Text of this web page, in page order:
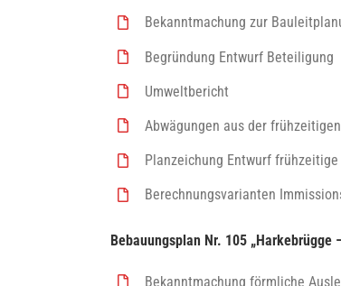
Bekanntmachung zur
Begründung Entwurf Beteiligung
Umweltbericht
Abwägungen aus der
Planzeichung Entwurf
Berechnungsvarianten
Bebauungsplan Nr. 105 „Harkebrügge
Bekanntmachung förmliche